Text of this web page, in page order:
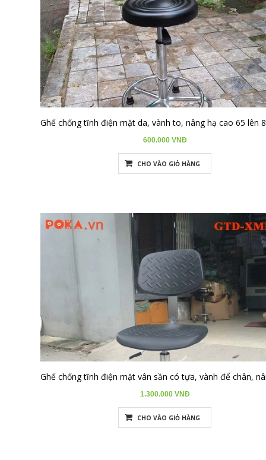
mặt nhựa là một lựa chọn phổ biến trong phòng thí nghiệm.
Ghế chống tĩnh điện có tựa lưng:Dành cho những người cần
sự thoải mái và hỗ trợ lưng khi làm việc trong thời gian dài. Ghế
có tựa lưng thường có cấu tạo tương tự ghế bọc da PU, với các
bộ phận đều được xử lý chống tĩnh điện.
Ghế chống tĩnh điện ghế xoay:Ghế có khả năng xoay và
thường có bánh xe dẫn điện, giúp người dùng di chuyển dễ dàng
trong khu vực làm việc mà vẫn đảm bảo an toàn tĩnh điện. Một số
mẫu có cả tựa lưng và vòng để chân.
Ghế chống tĩnh điện bằng vật liệu urethane:Những chiếc
ghế này sử dụng vật liệu urethane bền bỉ và thường có khả năng
600.000 VNĐ
CHO VÀO GIỎ HÀNG
1.300.000 VNĐ
CHO VÀO GIỎ HÀNG